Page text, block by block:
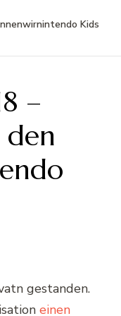
Kids
–
gestanden.
einen